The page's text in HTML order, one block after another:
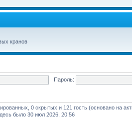
кранов
Пароль:
0 скрытых и 121 гость (основано на
было 30 июл 2026, 20:56